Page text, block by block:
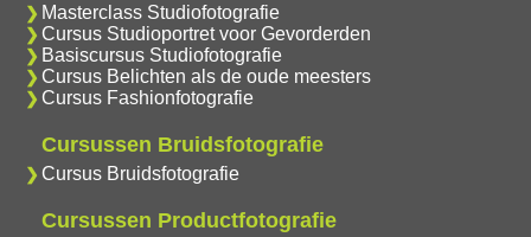
Masterclass Studiofotografie
Cursus Studioportret voor Gevorderden
Basiscursus Studiofotografie
Cursus Belichten als de oude meesters
Cursus Fashionfotografie
Cursussen Bruidsfotografie
Cursus Bruidsfotografie
Cursussen Productfotografie